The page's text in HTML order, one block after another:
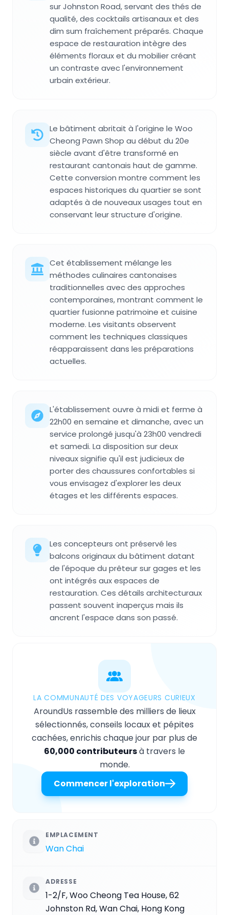
sur Johnston Road, servant des thés de
qualité, des cocktails artisanaux et des
dim sum fraîchement préparés. Chaque
espace de restauration intègre des
éléments floraux et du mobilier créant
un contraste avec l'environnement
urbain extérieur.
Le bâtiment abritait à l'origine le Woo
Cheong Pawn Shop au début du 20e
siècle avant d'être transformé en
restaurant cantonais haut de gamme.
Cette conversion montre comment les
espaces historiques du quartier se sont
adaptés à de nouveaux usages tout en
conservant leur structure d'origine.
Cet établissement mélange les
méthodes culinaires cantonaises
traditionnelles avec des approches
contemporaines, montrant comment le
quartier fusionne patrimoine et cuisine
moderne. Les visitants observent
comment les techniques classiques
réapparaissent dans les préparations
actuelles.
L'établissement ouvre à midi et ferme à
22h00 en semaine et dimanche, avec un
service prolongé jusqu'à 23h00 vendredi
et samedi. La disposition sur deux
niveaux signifie qu'il est judicieux de
porter des chaussures confortables si
vous envisagez d'explorer les deux
étages et les différents espaces.
Les concepteurs ont préservé les
balcons originaux du bâtiment datant
de l'époque du prêteur sur gages et les
ont intégrés aux espaces de
restauration. Ces détails architecturaux
passent souvent inaperçus mais ils
ancrent l'espace dans son passé.
LA COMMUNAUTÉ DES VOYAGEURS CURIEUX
AroundUs rassemble des milliers de lieux
sélectionnés, conseils locaux et pépites
cachées, enrichis chaque jour par plus de
60,000 contributeursà travers le
monde.
Commencer l'exploration
EMPLACEMENT
Wan Chai
ADRESSE
1-2/F, Woo Cheong Tea House, 62
Johnston Rd, Wan Chai, Hong Kong